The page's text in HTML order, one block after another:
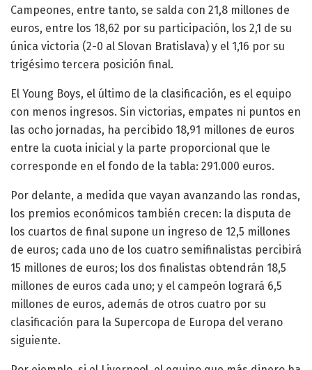
Campeones, entre tanto, se salda con 21,8 millones de
euros, entre los 18,62 por su participación, los 2,1 de su
única victoria (2-0 al Slovan Bratislava) y el 1,16 por su
trigésimo tercera posición final.
El Young Boys, el último de la clasificación, es el equipo
con menos ingresos. Sin victorias, empates ni puntos en
las ocho jornadas, ha percibido 18,91 millones de euros
entre la cuota inicial y la parte proporcional que le
corresponde en el fondo de la tabla: 291.000 euros.
Por delante, a medida que vayan avanzando las rondas,
los premios económicos también crecen: la disputa de
los cuartos de final supone un ingreso de 12,5 millones
de euros; cada uno de los cuatro semifinalistas percibirá
15 millones de euros; los dos finalistas obtendrán 18,5
millones de euros cada uno; y el campeón logrará 6,5
millones de euros, además de otros cuatro por su
clasificación para la Supercopa de Europa del verano
siguiente.